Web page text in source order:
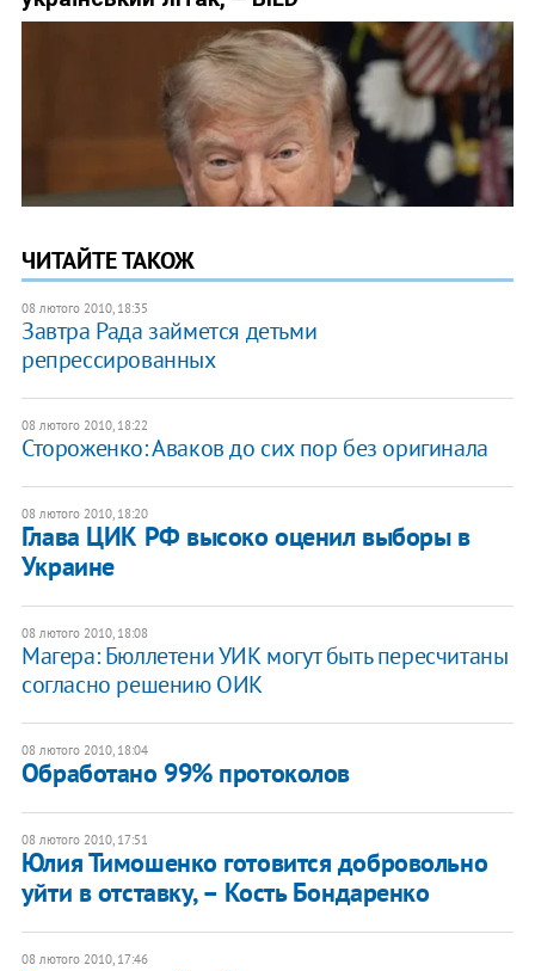
ЧИТАЙТЕ ТАКОЖ
08 лютого 2010, 18:35
Завтра Рада займется детьми
репрессированных
08 лютого 2010, 18:22
Стороженко: Аваков до сих пор без оригинала
08 лютого 2010, 18:20
Глава ЦИК РФ высоко оценил выборы в
Украине
08 лютого 2010, 18:08
Магера: Бюллетени УИК могут быть пересчитаны
согласно решению ОИК
08 лютого 2010, 18:04
Обработано 99% протоколов
08 лютого 2010, 17:51
Юлия Тимошенко готовится добровольно
уйти в отставку, – Кость Бондаренко
08 лютого 2010, 17:46